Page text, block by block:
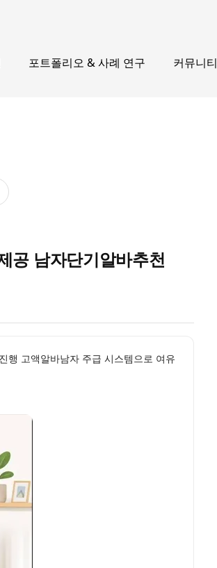
포트폴리오 & 사례 연구 커뮤니티
공 남자단기알바추천
행 고액알바남자 주급 시스템으로 여유